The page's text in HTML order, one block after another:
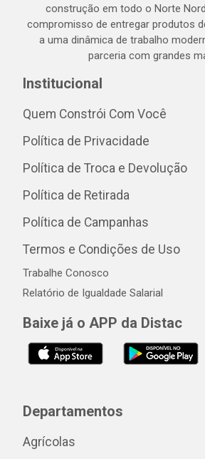
construção em todo o Norte
compromisso de entregar produtos
a uma dinâmica de trabalho
parceria com grandes
Institucional
Quem Constrói Com Você
Política de Privacidade
Política de Troca e Devolução
Política de Retirada
Política de Campanhas
Termos e Condições de Uso
Trabalhe Conosco
Relatório de Igualdade Salarial
Baixe já o APP da Distac
Departamentos
Agrícolas